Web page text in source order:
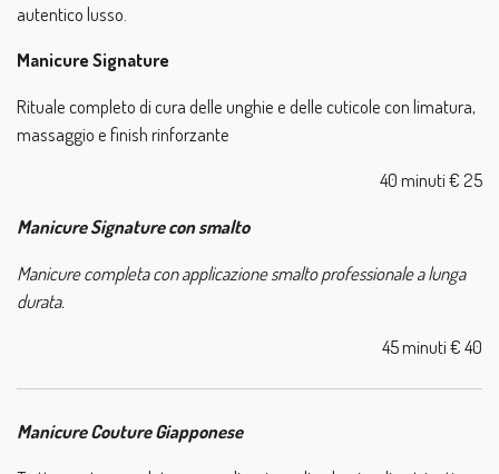
autentico lusso.
Manicure Signature
Rituale completo di cura delle unghie e delle cuticole con limatura,
massaggio e finish rinforzante
40 minuti € 25
Manicure Signature con smalto
Manicure completa con applicazione smalto professionale a lunga
durata.
45 minuti € 40
Manicure Couture Giapponese